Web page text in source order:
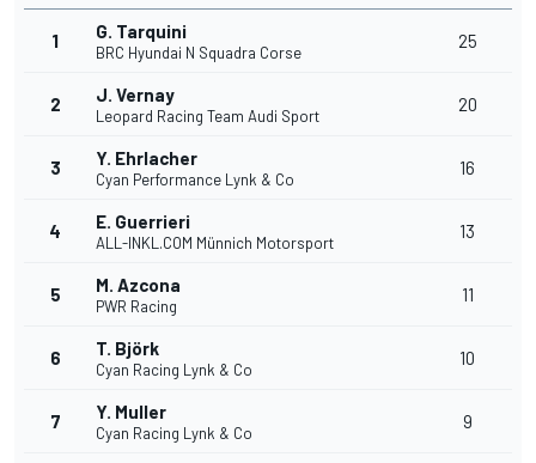
1 G. Tarquini
BRC Hyundai N Squadra Corse
25
2 J. Vernay
Leopard Racing Team Audi Sport
20
3 Y. Ehrlacher
Cyan Performance Lynk & Co
16
4 E. Guerrieri
ALL-INKL.COM Münnich Motorsport
13
5 M. Azcona
PWR Racing
11
6 T. Björk
Cyan Racing Lynk & Co
10
7 Y. Muller
Cyan Racing Lynk & Co
9